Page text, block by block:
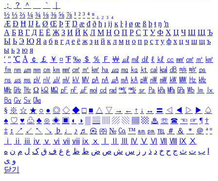
；
？ ＾ ｀
½ ⅓ ⅔ ¼ ¾ ⅛ ⅜ ⅝ ⅞ ¹ ² ³ ⁴ ⁿ ₁ ₂ ₃ ₄
Æ Ð Ħ Ĳ Ł Ø Œ Þ Ŧ Ŋ æ đ ð ħ ı ĳ ĸ ŀ ł ø œ ß þ ŧ ŋ ŉ
А Б В Г Д Е Ё Ж З И Й К Л М Н О П Р С Т У Ф Х Ц Ч Ш Щ Ъ
Ы Ь Э Ю Я а б в г д е ё ж з и й к л м н о п р с т у ф х ц ч ш щ ъ
ы ь э ю я
′ ″ ℃ Å ￠ ￡ ￥ ¤ ℉ ‰ ＄ ％ Ｆ ￦ ㎕ ㎖ ㎗ ℓ ㎘ ㏄ ㎣ ㎤ ㎥ ㎦
㎙ ㎚ ㎛ ㎜ ㎝ ㎞ ㎟ ㎠ ㎡ ㎢ ㏊ ㎍ ㎎ ㎏ ㏏ ㎈ ㎉ ㏈ ㎧ ㎨ ㎰
㎱ ㎲ ㎳ ㎴ ㎵ ㎶ ㎷ ㎸ ㎹ ㎀ ㎁ ㎂ ㎃ ㎄ ㎺ ㎻ ㎽ ㎾ ㎿ ㎐ ㎑
㎒ ㎓ ㎔ Ω ㏀ ㏁ ㎊ ㎋ ㎌ ㏖ ㏅ ㎭ ㎮ ㎯ ㏛ ㎩ ㎪ ㎫ ㎬ ㏝ ㏐
㏓
㏃ ㏉ ㏜ ㏆
§ ※ ☆ ★ ○ ● ◎ ◇ ◆ □ ■ △ ▽ → ← ↑ ↓ ↔ 〓 ◁ ◀ ▷ ▶ ♤
♠ ♡ ♥ ♧ ♣ ⊙ ◈ ▣ ◐ ◑ ▒ ▤ ▨ ▧ ▦ ▩ ♨ ☏ ☎ ☜ ☞ ¶ †
‡ ↕ ↗ ↙ ↖ ↘ ♭ ♩ ♪ ♬ ㉿ ㈜ № ㏇ ™ ㏂ ㏘ ℡ ＃ ＆ ＊ ＠ ª º
ⅰ
ⅱ ⅲ ⅳ ⅴ ⅵ ⅶ ⅷ ⅸ ⅹ Ⅳ Ⅴ Ⅵ Ⅶ Ⅷ Ⅸ Ⅹ
ب ت ث ج ح خ د ذ ر ز س ش ص ض ط ظ ع غ ف ق ک ل م ن ه
و ی
닫기